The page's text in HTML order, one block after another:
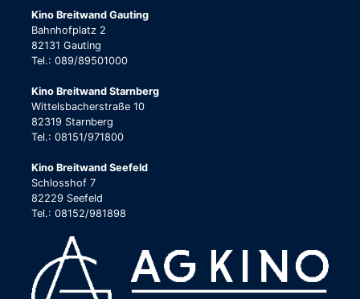
Kino Breitwand Gauting
Bahnhofplatz 2
82131 Gauting
Tel.: 089/89501000
Kino Breitwand Starnberg
Wittelsbacherstraße 10
82319 Starnberg
Tel.: 08151/971800
Kino Breitwand Seefeld
Schlosshof 7
82229 Seefeld
Tel.: 08152/981898